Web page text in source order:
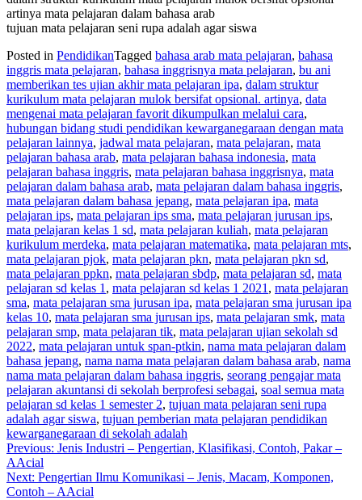
artinya mata pelajaran dalam bahasa arab
tujuan mata pelajaran seni rupa adalah agar siswa
Posted in PendidikanTagged bahasa arab mata pelajaran, bahasa
inggris mata pelajaran, bahasa inggrisnya mata pelajaran, bu ani
memberikan tes ujian akhir mata pelajaran ipa, dalam struktur
kurikulum mata pelajaran mulok bersifat opsional. artinya, data
mengenai mata pelajaran favorit dikumpulkan melalui cara,
hubungan bidang studi pendidikan kewarganegaraan dengan mata
pelajaran lainnya, jadwal mata pelajaran, mata pelajaran, mata
pelajaran bahasa arab, mata pelajaran bahasa indonesia, mata
pelajaran bahasa inggris, mata pelajaran bahasa inggrisnya, mata
pelajaran dalam bahasa arab, mata pelajaran dalam bahasa inggris,
mata pelajaran dalam bahasa jepang, mata pelajaran ipa, mata
pelajaran ips, mata pelajaran ips sma, mata pelajaran jurusan ips,
mata pelajaran kelas 1 sd, mata pelajaran kuliah, mata pelajaran
kurikulum merdeka, mata pelajaran matematika, mata pelajaran mts,
mata pelajaran pjok, mata pelajaran pkn, mata pelajaran pkn sd,
mata pelajaran ppkn, mata pelajaran sbdp, mata pelajaran sd, mata
pelajaran sd kelas 1 , mata pelajaran sd kelas 1 2021 , mata pelajaran
sma, mata pelajaran sma jurusan ipa, mata pelajaran sma jurusan ipa
kelas 10, mata pelajaran sma jurusan ips, mata pelajaran smk, mata
pelajaran smp, mata pelajaran tik, mata pelajaran ujian sekolah sd
2022, mata pelajaran untuk span-ptkin, nama mata pelajaran dalam
bahasa jepang, nama nama mata pelajaran dalam bahasa arab, nama
nama mata pelajaran dalam bahasa inggris, seorang pengajar mata
pelajaran akuntansi di sekolah berprofesi sebagai, soal semua mata
pelajaran sd kelas 1 semester 2, tujuan mata pelajaran seni rupa
adalah agar siswa, tujuan pemberian mata pelajaran pendidikan
kewarganegaraan di sekolah adalah
Navigasi
pos
Previous: Jenis Industri – Pengertian, Klasifikasi, Contoh, Pakar –
AAcial
Next: Pengertian Ilmu Komunikasi – Jenis, Macam, Komponen,
Contoh – AAcial